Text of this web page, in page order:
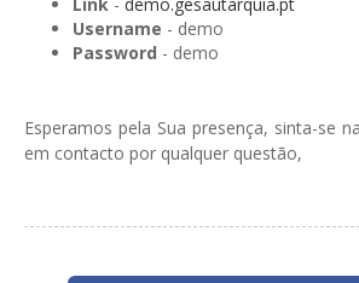
Username - demo
Password - demo
Esperamos pela Sua presença, sinta-se
em contacto por qualquer questão,